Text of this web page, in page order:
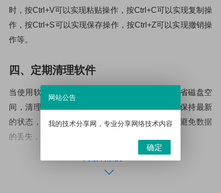
时，按Ctrl+V可以实现粘贴操作，按Ctrl+C可以实现复制操
作，按Ctrl+S可以实现保存操作，按Ctrl+Z可以实现撤销操
作等。
四、定期清理软件
当使用软件的时候，要定期清理软件，以便于节省磁盘空
间，清理不必要的文件，定期更新软件，使软件保持最新
的状态，及时备份重要文件等，这样可以有效地避免数据
的丢失，保证工作的顺利进行。
网站公告
我的技术分享网，专业分享网络技术内容
确定